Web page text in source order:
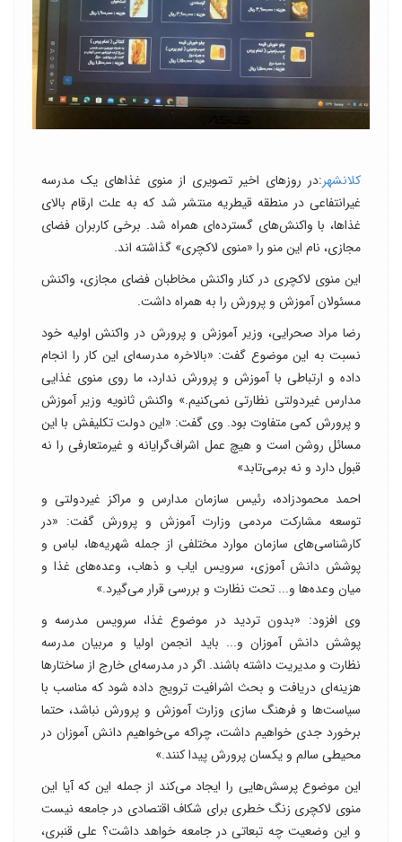
کلانشهر:در روز‌های اخیر تصویری از منوی غذا‌های یک مدرسه
غیرانتفاعی در منطقه قیطریه منتشر شد که به علت ارقام بالای
غذاها، با واکنش‌های گسترده‌ای همراه شد. برخی کاربران فضای
مجازی، نام این منو را «منوی لاکچری» گذاشته اند.
این منوی لاکچری در کنار واکنش مخاطبان فضای مجازی، واکنش
مسئولان آموزش و پرورش را به همراه داشت.
رضا مراد صحرایی، وزیر آموزش و پرورش در واکنش اولیه خود
نسبت به این موضوع گفت: «بالاخره مدرسه‌ای این کار را انجام
داده و ارتباطی با آموزش و پرورش ندارد، ما روی منوی غذایی
مدارس غیردولتی نظارتی نمی‌کنیم.» واکنش ثانویه وزیر آموزش
و پرورش کمی متفاوت بود. وی گفت: «این دولت تکلیفش با این
مسائل روشن است و هیچ عمل اشراف‌گرایانه و غیرمتعارفی را نه
قبول دارد و نه برمی‌تابد»
احمد محمودزاده، رئیس سازمان مدارس و مراکز غیردولتی و
توسعه مشارکت مردمی وزارت آموزش و پرورش گفت: «در
کارشناسی‌های سازمان موارد مختلفی از جمله شهریه‌ها، لباس و
پوشش دانش آموزی، سرویس ایاب و ذهاب، وعده‌های غذا و
میان وعده‌ها و... تحت نظارت و بررسی قرار می‌گیرد.»
وی افزود: «بدون تردید در موضوع غذا، سرویس مدرسه و
پوشش دانش آموزان و... باید انجمن اولیا و مربیان مدرسه
نظارت و مدیریت داشته باشند. اگر در مدرسه‌ای خارج از ساختار‌ها
هزینه‌ای دریافت و بحث اشرافیت ترویج داده شود که مناسب با
سیاست‌ها و فرهنگ سازی وزارت آموزش و پرورش نباشد، حتما
برخورد جدی خواهیم داشت، چراکه می‌خواهیم دانش آموزان در
محیطی سالم و یکسان پرورش پیدا کنند.»
این موضوع پرسش‌هایی را ایجاد می‌کند از جمله این که آیا این
منوی لاکچری زنگ خطری برای شکاف اقتصادی در جامعه نیست
و این وضعیت چه تبعاتی در جامعه خواهد داشت؟ علی قنبری،